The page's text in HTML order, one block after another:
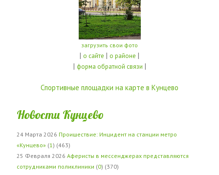
загрузить свои фото
| о сайте | о районе |
| форма обратной связи |
Спортивные площадки на карте в Кунцево
Новости Кунцево
24 Марта 2026 Проишествие: Инцидент на станции метро
«Кунцево» (1 ) (463)
25 Февраля 2026 Аферисты в мессенджерах представляются
сотрудниками поликлиники (0) (370)